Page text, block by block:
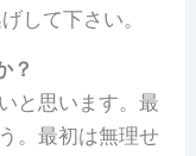
して下さい。
？
と思います。最
。最初は無理せ